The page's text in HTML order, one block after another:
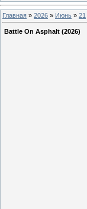
Главная » 2026 » Июнь » 21
Battle On Asphalt (2026)